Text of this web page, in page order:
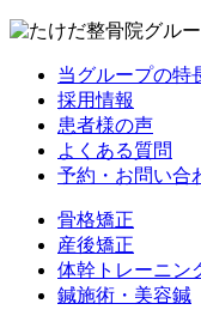
当グループの特
採用情報
患者様の声
よくある質問
予約・お問い合
骨格矯正
産後矯正
体幹トレーニン
鍼施術・美容鍼